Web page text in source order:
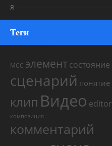
Я
Теги
МСС элемент состояние
сценарий понятие
клип Видео editor
композиция
комментарий